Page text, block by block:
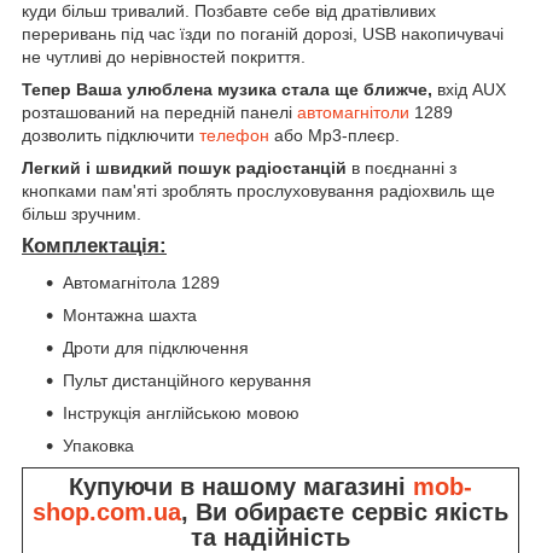
куди більш тривалий. Позбавте себе від дратівливих
переривань під час їзди по поганій дорозі, USB накопичувачі
не чутливі до нерівностей покриття.
Тепер Ваша улюблена музика стала ще ближче, вхід AUX
розташований на передній панелі автомагнітоли 1289
дозволить підключити телефон або Mp3-плеєр.
Легкий і швидкий пошук радіостанцій в поєднанні з
кнопками пам'яті зроблять прослуховування радіохвиль ще
більш зручним.
Комплектація:
Автомагнітола 1289
Монтажна шахта
Дроти для підключення
Пульт дистанційного керування
Інструкція англійською мовою
Упаковка
Купуючи в нашому магазині mob-
shop.com.ua, Ви обираєте сервіс якість
та надійність